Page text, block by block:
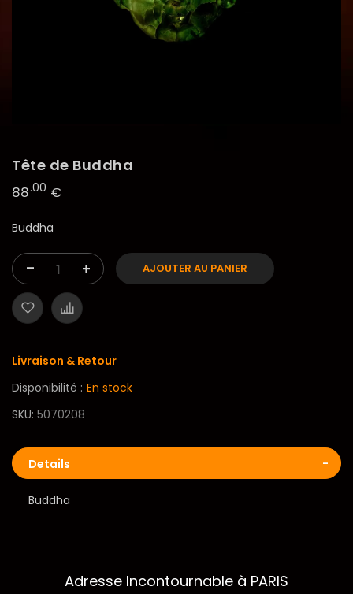
Tête de Buddha
88.00 €
Buddha
- + AJOUTER AU PANIER
Livraison & Retour
Disponibilité : En stock
SKU 5070208
Details
Buddha
Adresse Incontournable à PARIS